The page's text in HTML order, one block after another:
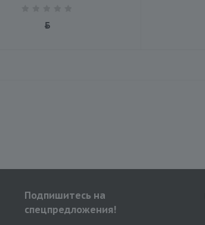
Подпишитесь на
спецпредложения!